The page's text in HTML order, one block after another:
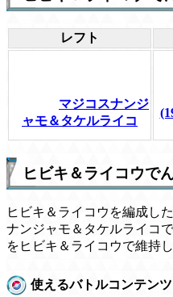
レフト
マジコスナンジ
ャモ＆タケルライコ
ヒビキ＆ライコウで
ヒビキ＆ライコウを編成し
ナンジャモ＆タケルライコ
をヒビキ＆ライコウで維持
使えるバトルコンテンツ